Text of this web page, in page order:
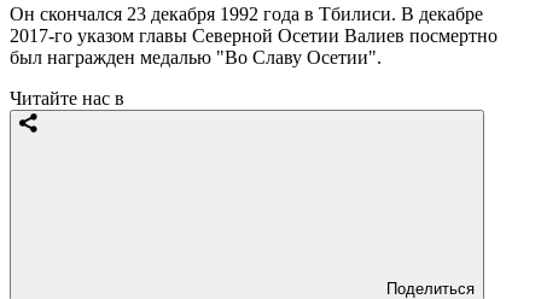
Он скончался 23 декабря 1992 года в Тбилиси. В декабре
2017-го указом главы Северной Осетии Валиев посмертно
был награжден медалью "Во Славу Осетии".
Читайте нас в
Поделиться